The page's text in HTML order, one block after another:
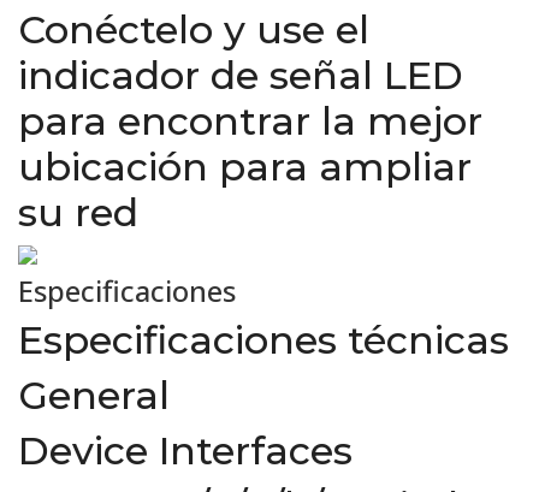
Conéctelo y use el
indicador de señal LED
para encontrar la mejor
ubicación para ampliar
su red
Especificaciones
Especificaciones técnicas
General
Device Interfaces